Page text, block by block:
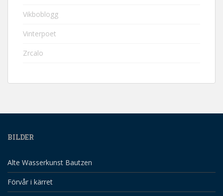
Vikboblogg
Vinterpoet
Zrcalo
BILDER
Alte Wasserkunst Bautzen
Förvår i kärret